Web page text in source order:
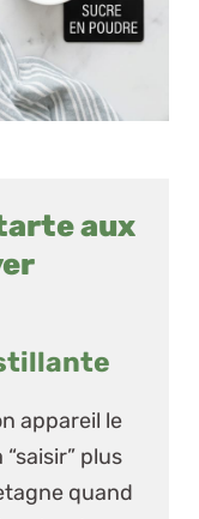
aux
appareil le
plus
quand